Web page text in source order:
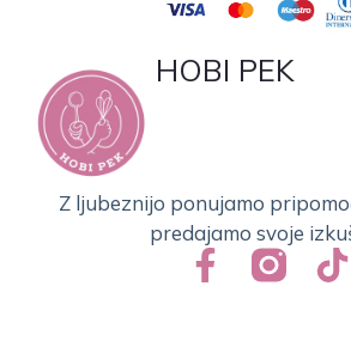
HOBI PEK
Z ljubeznijo ponujamo
predajamo svoje